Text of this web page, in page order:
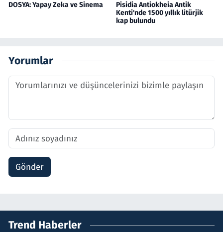
DOSYA: Yapay Zeka ve Sinema
Pisidia Antiokheia Antik
Kenti'nde 1500 yıllık litürjik
kap bulundu
Yorumlar
Gönder
Trend Haberler